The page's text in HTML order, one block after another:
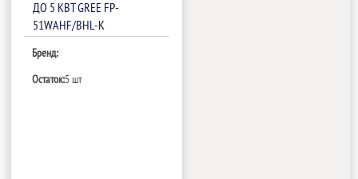
ДО 5 КВТ GREE FP-
51WAHF/BHL-K
Бренд:
Остаток:5 шт